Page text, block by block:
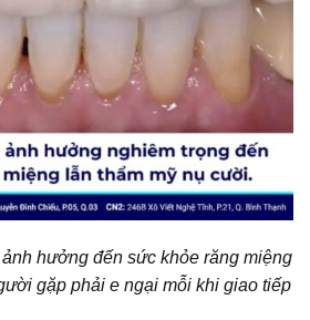
hưởng đến sức khỏe răng miệng
gặp phải e ngại mỗi khi giao tiếp